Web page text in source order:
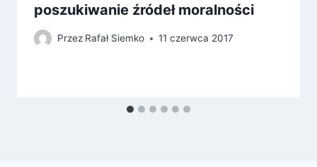
poszukiwanie źródeł moralności
Przez Rafał Siemko 11 czerwca 2017